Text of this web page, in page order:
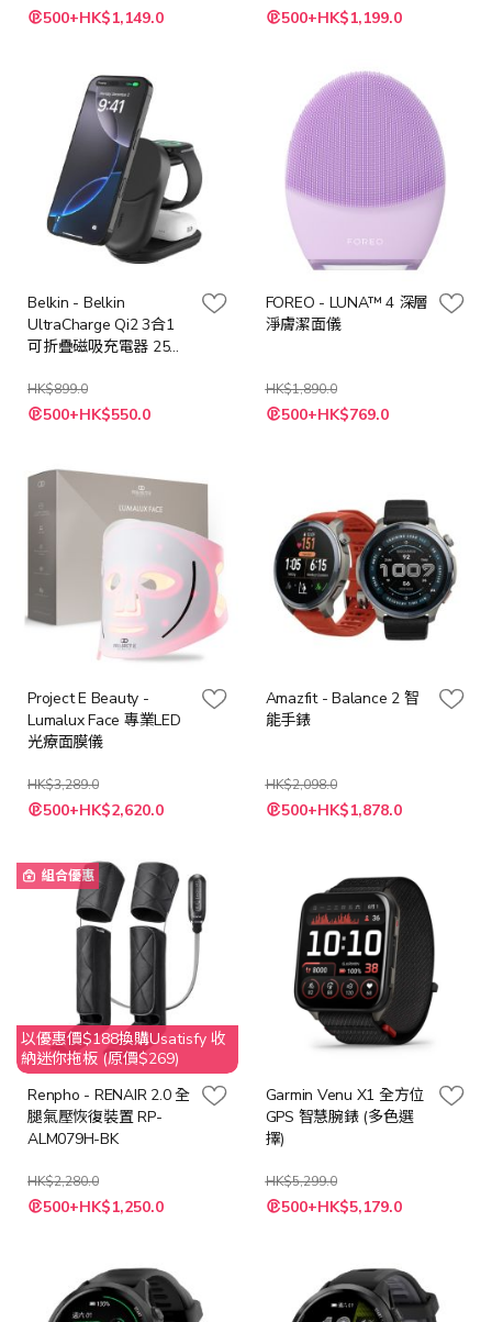
500+HK$1,149.0 500+HK$1,199.0
Belkin - Belkin
UltraCharge Qi2 3合1
可折疊磁吸充電器 25W
HK$899.0
500+HK$550.0
FOREO - LUNA™ 4 深層
淨膚潔面儀
HK$1,890.0
500+HK$769.0
Project E Beauty -
Lumalux Face 專業LED
光療面膜儀
HK$3,289.0
特
殊 500+HK$2,620.0
Amazfit - Balance 2 智
能手錶
HK$2,098.0
特
殊 500+HK$1,878.0
組合優惠
以優惠價$188換購Usatisfy 收
納迷你拖板 (原價$269)
Renpho - RENAIR 2.0 全
腿氣壓恢復裝置 RP-
ALM079H-BK
HK$2,280.0
特
殊 500+HK$1,250.0
Garmin Venu X1 全方位
GPS 智慧腕錶 (多色選
擇)
HK$5,299.0
500+HK$5,179.0